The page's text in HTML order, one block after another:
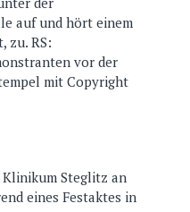
auf und hört einem
zu. RS:
vor der
mit Copyright
Klinikum Steglitz an
eines Festaktes in